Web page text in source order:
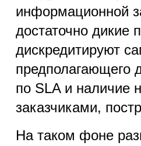
информационной
достаточно дикие
дискредитируют
предполагающего
по SLA и наличие
заказчиками,
На таком фоне